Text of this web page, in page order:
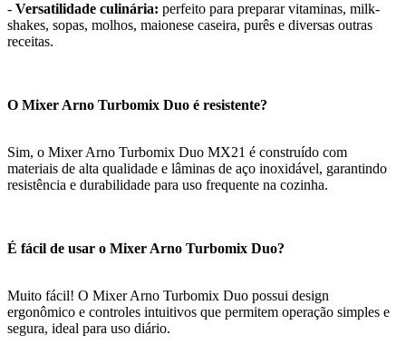
- Versatilidade culinária: perfeito para preparar vitaminas, milk-
shakes, sopas, molhos, maionese caseira, purês e diversas outras
receitas.
O Mixer Arno Turbomix Duo é resistente?
Sim, o Mixer Arno Turbomix Duo MX21 é construído com
materiais de alta qualidade e lâminas de aço inoxidável, garantindo
resistência e durabilidade para uso frequente na cozinha.
É fácil de usar o Mixer Arno Turbomix Duo?
Muito fácil! O Mixer Arno Turbomix Duo possui design
ergonômico e controles intuitivos que permitem operação simples e
segura, ideal para uso diário.